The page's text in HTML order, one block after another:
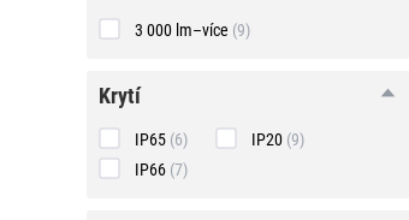
3 000 lm–více (9)
krytíkrytí
IP65 (6) IP20 (9)
IP66 (7)